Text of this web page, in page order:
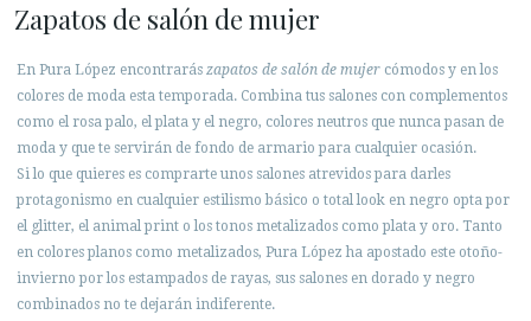
Zapatos de salón de mujer
En Pura López encontrarás zapatos de salón de mujer cómodos y en los
colores de moda esta temporada. Combina tus salones con complementos
como el rosa palo, el plata y el negro, colores neutros que nunca pasan de
moda y que te servirán de fondo de armario para cualquier ocasión.
Si lo que quieres es comprarte unos salones atrevidos para darles
protagonismo en cualquier estilismo básico o total look en negro opta por
el glitter, el animal print o los tonos metalizados como plata y oro. Tanto
en colores planos como metalizados, Pura López ha apostado este otoño-
invierno por los estampados de rayas, sus salones en dorado y negro
combinados no te dejarán indiferente.